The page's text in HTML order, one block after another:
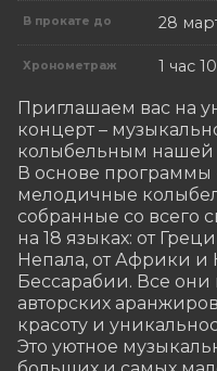
В прокате до 28
Хронометраж 1 час
Приглашаем вас на
концерт –
колыбельным нашей
В основе программы
мелодичные
собранные со всего
на 18 языках: от
Непала, от Африки и
Бессарабии. Все они
авторских
красоту и
Это уютное